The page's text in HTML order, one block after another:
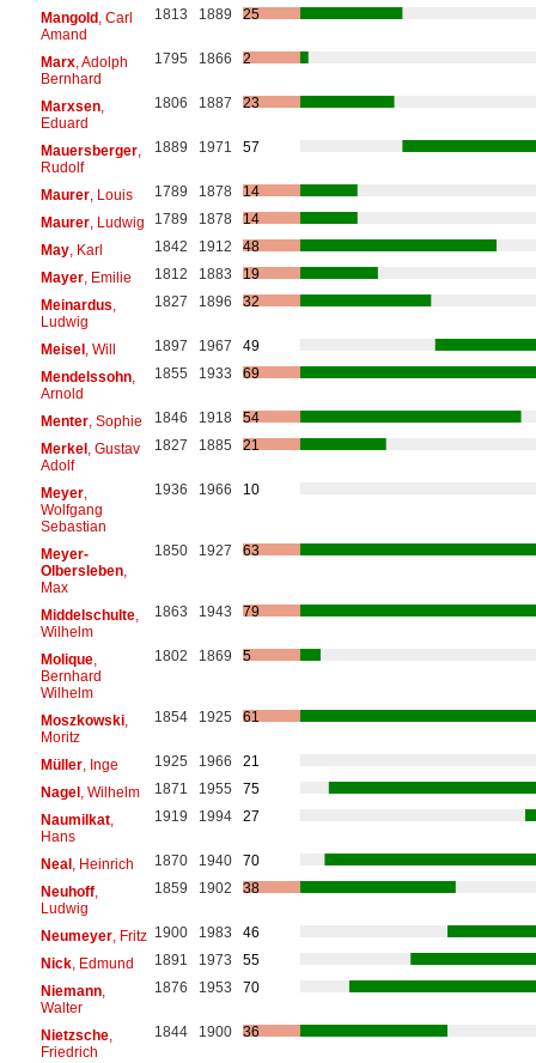
Mangold, Carl
Amand
1813 1889 25
Marx, Adolph
Bernhard
1795 1866 2
Marxsen,
Eduard
1806 1887 23
Mauersberger,
Rudolf
1889 1971 57
Maurer, Louis 1789 1878
14
Maurer, Ludwig 1789 1878
14
May, Karl 1842 1912
48
Mayer, Emilie 1812 1883
19
Meinardus
Ludwig
1827 1896 32
Meisel, Will 1897 1967
49
Mendelssohn,
Arnold
1855 1933 69
Menter, Sophie 1846 1918
54
Merkel, Gustav
Adolf
1827 1885 21
Meyer,
Wolfgang
Sebastian
1936 1966 10
Meyer-
Olbersleben,
Max
1850 1927 63
Middelschulte,
Wilhelm
1863 1943 79
Molique,
Bernhard
Wilhelm
1802 1869 5
Moszkowski,
Moritz
1854 1925 61
Müller, Inge 1925 1966
21
Nagel, Wilhelm 1871 1955
75
Naumilkat,
Hans
1919 1994 27
Neal, Heinrich 1870 1940
70
Neuhoff,
Ludwig
1859 1902 38
Neumeyer, Fritz 1900 1983
46
Nick, Edmund 1891 1973
55
Niemann,
Walter
1876 1953 70
Nietzsche,
Friedrich
1844 1900 36